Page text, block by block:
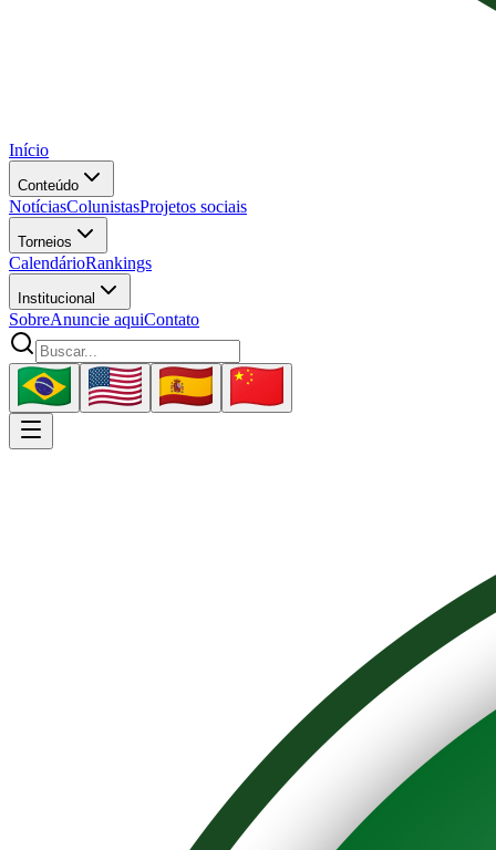
Início
Conteúdo
NotíciasColunistasProjetos sociais
Torneios
CalendárioRankings
Institucional
SobreAnuncie aquiContato